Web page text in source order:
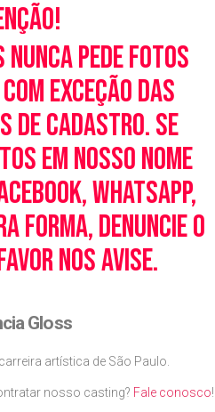
nunca pede fotos
exceção das
de cadastro. Se
em nosso nome
WhatsApp,
forma, denuncie o
nos avise.
Gloss
artística de São Paulo.
nosso casting? Fale conosco!